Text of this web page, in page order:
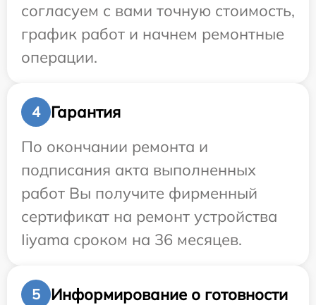
согласуем с вами точную стоимость,
график работ и начнем ремонтные
операции.
4
Гарантия
По окончании ремонта и
подписания акта выполненных
работ Вы получите фирменный
сертификат на ремонт устройства
Iiyama сроком на 36 месяцев.
5
Информирование о готовности